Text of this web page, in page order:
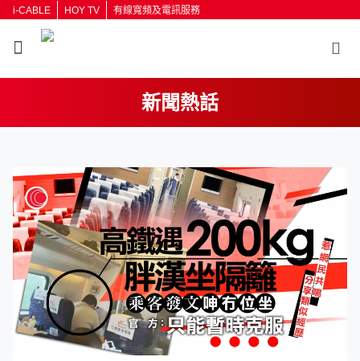
i-CABLE HOY TV 有線寬頻及電訊服務
新聞熱話
按輸入鍵開始搜尋